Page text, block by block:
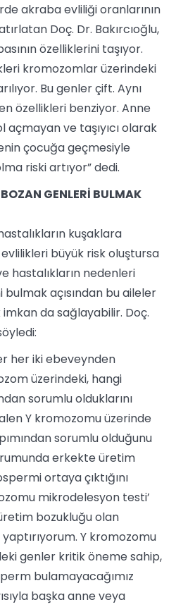
akraba evliliği oranlarının
Doç. Dr. Bakırcıoğlu,
özelliklerini taşıyor.
kromozomlar üzerindeki
Bu genler çift. Aynı
özellikleri benziyor. Anne
ve taşıyıcı olarak
çocuğa geçmesiyle
riski artıyor” dedi.
GENLERİ BULMAK
kuşaklara
büyük risk oluştursa
hastalıkların nedenleri
açısından bu aileler
da sağlayabilir. Doç.
her iki ebeveynden
üzerindeki, hangi
sorumlu olduklarını
Y kromozomu üzerinde
sorumlu olduğunu
erkekte üretim
ortaya çıktığını
mikrodelesyon testi’
bozukluğu olan
Y kromozomu
genler kritik öneme sahip,
bulamayacağımız
başka anne veya